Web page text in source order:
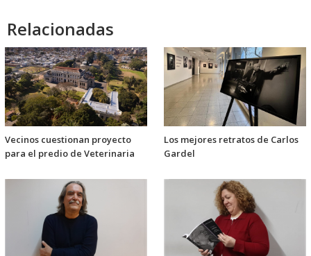
Relacionadas
Vecinos cuestionan proyecto
para el predio de Veterinaria
Los mejores retratos de Carlos
Gardel